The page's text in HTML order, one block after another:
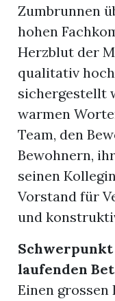
Zumbrunnen
hohen
Herzblut der
qualitativ
sichergestellt
warmen
Team, den
Bewohnern,
seinen
Vorstand für
und
laufenden
Einen grossen